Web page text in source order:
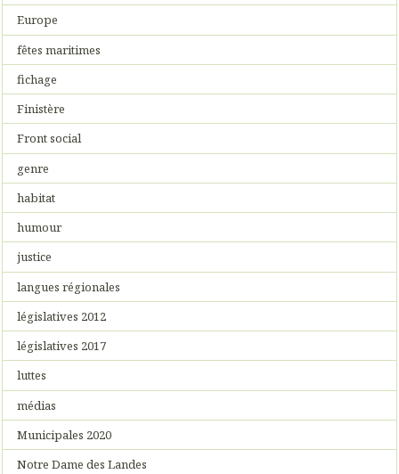
Europe
fêtes maritimes
fichage
Finistère
Front social
genre
habitat
humour
justice
langues régionales
législatives 2012
législatives 2017
luttes
médias
Municipales 2020
Notre Dame des Landes